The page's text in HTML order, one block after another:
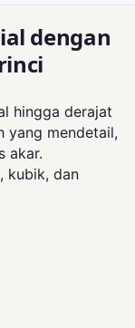
dengan
hingga derajat
yang mendetail,
akar.
kubik, dan